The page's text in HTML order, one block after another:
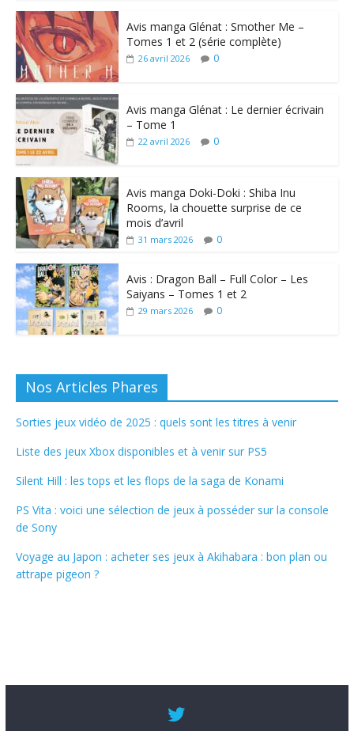
Avis manga Glénat : Smother Me –
Tomes 1 et 2 (série complète)
26 avril 2026 0
Avis manga Glénat : Le dernier écrivain
– Tome 1
22 avril 2026 0
Avis manga Doki-Doki : Shiba Inu
Rooms, la chouette surprise de ce
mois d’avril
31 mars 2026 0
Avis : Dragon Ball – Full Color – Les
Saiyans – Tomes 1 et 2
29 mars 2026 0
Nos Articles Phares
Sorties jeux vidéo de 2025 : quels sont les titres à venir
Liste des jeux Xbox disponibles et à venir sur PS5
Silent Hill : les tops et les flops de la saga de Konami
PS Vita : voici une sélection de jeux à posséder sur la console
de Sony
Voyage au Japon : acheter ses jeux à Akihabara : bon plan ou
attrape pigeon ?